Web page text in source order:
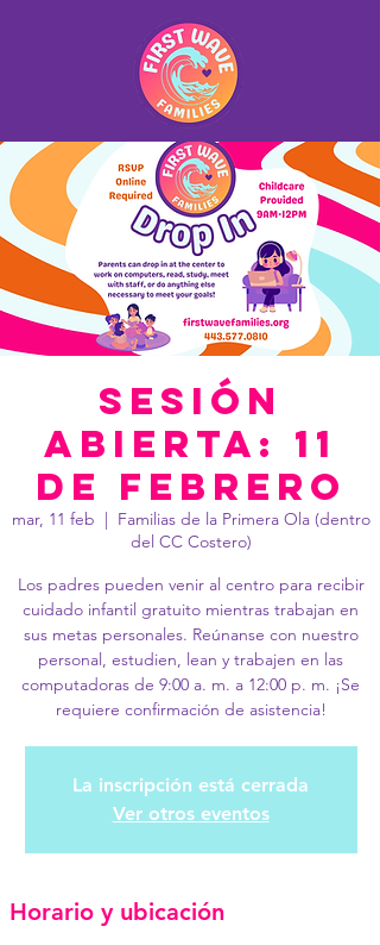
Sesión
abierta: 11
de febrero
mar, 11 feb
  |
Familias de la Primera Ola (dentro
del CC Costero)
Los padres pueden venir al centro para recibir
cuidado infantil gratuito mientras trabajan en
sus metas personales. Reúnanse con nuestro
personal, estudien, lean y trabajen en las
computadoras de 9:00 a. m. a 12:00 p. m. ¡Se
requiere confirmación de asistencia!
La inscripción está cerrada
Ver otros eventos
Horario y ubicación